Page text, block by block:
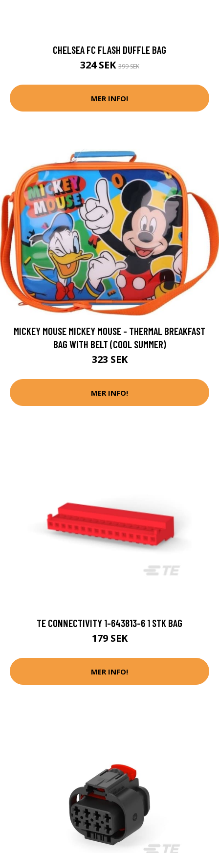
CHELSEA FC FLASH DUFFLE BAG
324 SEK399 SEK
MER INFO!
MICKEY MOUSE MICKEY MOUSE - THERMAL BREAKFAST
BAG WITH BELT (COOL SUMMER)
323 SEK
MER INFO!
TE CONNECTIVITY 1-643813-6 1 STK BAG
179 SEK
MER INFO!